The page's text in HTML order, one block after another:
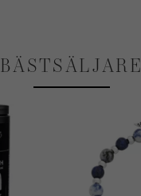
BÄSTSÄLJARE